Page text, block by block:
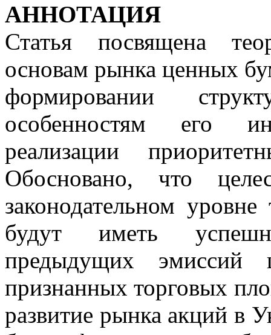
АННОТАЦИЯ
Статья посвящена
основам рынка ценных
формировании
особенностям его
реализации
Обосновано, что
законодательном
будут иметь
предыдущих
признанных торговых
развитие рынка акций в